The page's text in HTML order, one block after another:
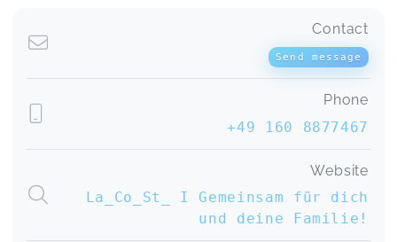
Contact
Send message
Phone
+49 160 8877467
Website
La_Co_St_ I Gemeinsam für dich
und deine Familie!